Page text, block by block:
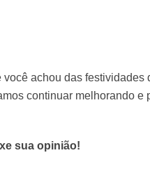
achou das
continuar melhorando e
sua opinião!